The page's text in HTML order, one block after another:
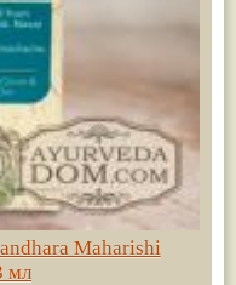
Maharishi
мл